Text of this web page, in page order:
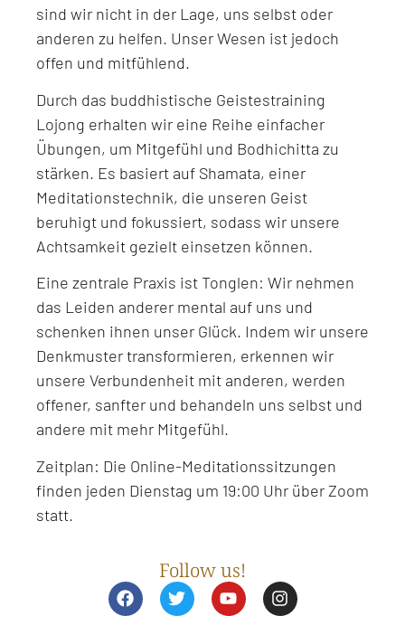
sind wir nicht in der Lage, uns selbst oder
anderen zu helfen. Unser Wesen ist jedoch
offen und mitfühlend.
Durch das buddhistische Geistestraining
Lojong erhalten wir eine Reihe einfacher
Übungen, um Mitgefühl und Bodhichitta zu
stärken. Es basiert auf Shamata, einer
Meditationstechnik, die unseren Geist
beruhigt und fokussiert, sodass wir unsere
Achtsamkeit gezielt einsetzen können.
Eine zentrale Praxis ist Tonglen: Wir nehmen
das Leiden anderer mental auf uns und
schenken ihnen unser Glück. Indem wir unsere
Denkmuster transformieren, erkennen wir
unsere Verbundenheit mit anderen, werden
offener, sanfter und behandeln uns selbst und
andere mit mehr Mitgefühl.
Zeitplan: Die Online-Meditationssitzungen
finden jeden Dienstag um 19:00 Uhr über Zoom
statt.
Follow us!
F
a
c
T
w
i
Y
o
u
I
n
s